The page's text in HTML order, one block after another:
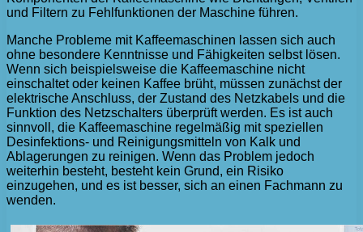
und Filtern zu Fehlfunktionen der Maschine führen.
Manche Probleme mit Kaffeemaschinen lassen sich auch
ohne besondere Kenntnisse und Fähigkeiten selbst lösen.
Wenn sich beispielsweise die Kaffeemaschine nicht
einschaltet oder keinen Kaffee brüht, müssen zunächst der
elektrische Anschluss, der Zustand des Netzkabels und die
Funktion des Netzschalters überprüft werden. Es ist auch
sinnvoll, die Kaffeemaschine regelmäßig mit speziellen
Desinfektions- und Reinigungsmitteln von Kalk und
Ablagerungen zu reinigen. Wenn das Problem jedoch
weiterhin besteht, besteht kein Grund, ein Risiko
einzugehen, und es ist besser, sich an einen Fachmann zu
wenden.